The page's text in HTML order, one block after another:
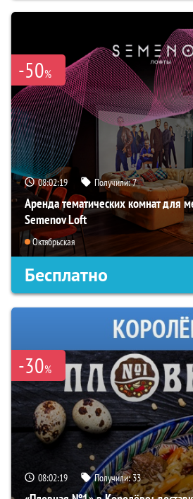
-50%
08:02:18 Получили:7
Аренда тематических комнат для
Semenov Loft
Октябрьская
Бесплатно
-30%
08:02:18 Получили:33